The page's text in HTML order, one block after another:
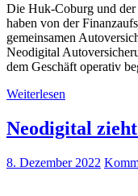
Die Huk-Coburg und der
haben von der
gemeinsamen
Neodigital
dem Geschäft operativ
Weiterlesen
Neodigital
8. Dezember 2022